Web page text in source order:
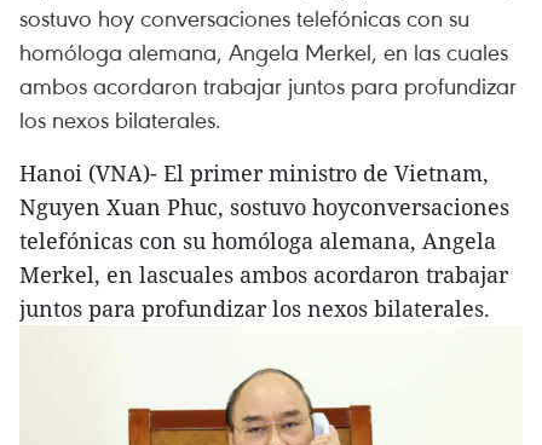
sostuvo hoy conversaciones telefónicas con su
homóloga alemana, Angela Merkel, en las cuales
ambos acordaron trabajar juntos para profundizar
los nexos bilaterales.
Hanoi (VNA)- El primer ministro de Vietnam,
Nguyen Xuan Phuc, sostuvo hoyconversaciones
telefónicas con su homóloga alemana, Angela
Merkel, en lascuales ambos acordaron trabajar
juntos para profundizar los nexos bilaterales.